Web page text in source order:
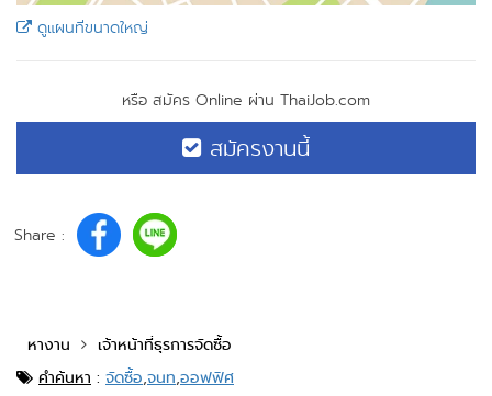
ดูแผนที่ขนาดใหญ่
หรือ สมัคร Online ผ่าน ThaiJob.com
สมัครงานนี้
Share :
หางาน
เจ้าหน้าที่ธุรการจัดซื้อ
คำค้นหา : จัดซื้อ,จนท,ออฟฟิศ